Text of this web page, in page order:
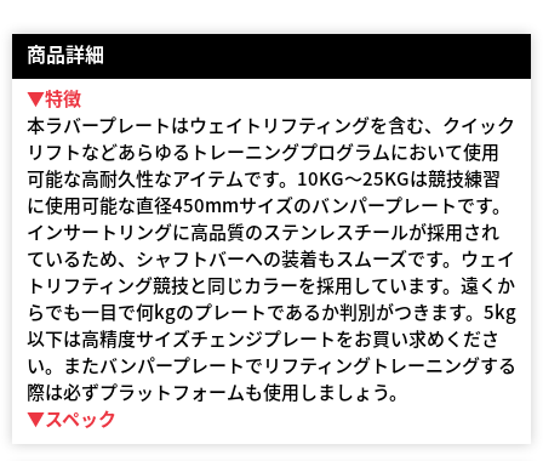
商品詳細
▼特徴
本ラバープレートはウェイトリフティングを含む、クイック
リフトなどあらゆるトレーニングプログラムにおいて使用
可能な高耐久性なアイテムです。10KG～25KGは競技練習
に使用可能な直径450mmサイズのバンパープレートです。
インサートリングに高品質のステンレスチールが採用され
ているため、シャフトバーへの装着もスムーズです。ウェイ
トリフティング競技と同じカラーを採用しています。遠くか
らでも一目で何kgのプレートであるか判別がつきます。5kg
以下は高精度サイズチェンジプレートをお買い求めくださ
い。またバンパープレートでリフティングトレーニングする
際は必ずプラットフォームも使用しましょう。
▼スペック